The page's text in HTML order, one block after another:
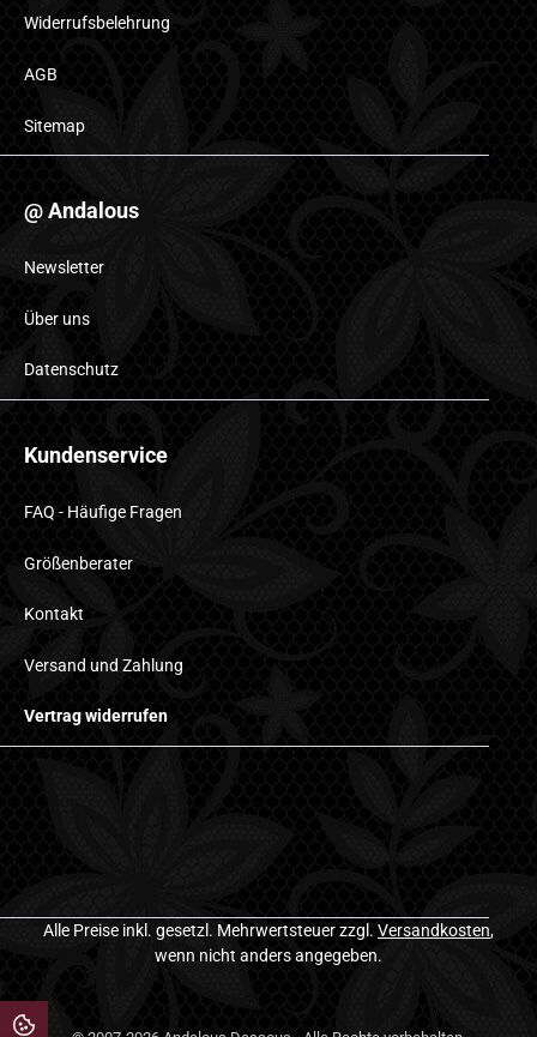
Widerrufsbelehrung
AGB
Sitemap
@ Andalous
Newsletter
Über uns
Datenschutz
Kundenservice
FAQ - Häufige Fragen
Größenberater
Kontakt
Versand und Zahlung
Vertrag widerrufen
Alle Preise inkl. gesetzl. Mehrwertsteuer zzgl. Versandkosten,
wenn nicht anders angegeben.